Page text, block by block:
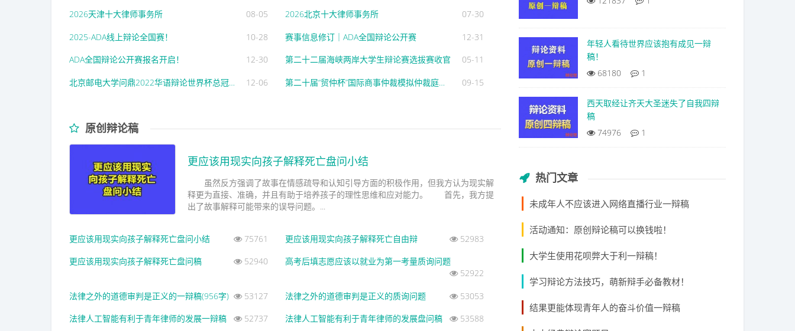
2026天津十大律师事务所 08-05 2026北京十大律师事务所 07-30
2025-ADA线上辩论全国赛！ 10-28 赛事信息修订｜ADA全国辩论公开赛 12-31
ADA全国辩论公开赛报名开启！ 12-30 第二十二届海峡两岸大学生辩论赛选拔赛收官 05-11
北京邮电大学问鼎2022华语辩论世界杯总冠军！ 12-06 第二十届“贸仲杯”国际商事仲裁模拟仲裁庭辩论赛正式报名通知 09-15
原创辩论稿
更应该用现实向孩子解释死亡盘问小结
虽然反方强调了故事在情感疏导和认知引导方面的积极作用，但我方认为现实解
释更为直接、准确，并且有助于培养孩子的理性思维和应对能力。 首先，我方提
出了故事解释可能带来的误导问题。...
更应该用现实向孩子解释死亡盘问小结 75761 更应该用现实向孩子解释死亡自由辩 52983
更应该用现实向孩子解释死亡盘问稿 52940
高考后填志愿应该以就业为第一考量质询问题
52922
法律之外的道德审判是正义的一辩稿(956字) 53127 法律之外的道德审判是正义的质询问题 53053
法律人工智能有利于青年律师的发展一辩稿 52737 法律人工智能有利于青年律师的发展盘问稿 53588
年轻人看待世界应该抱有成见一辩
稿！
68180
1
西天取经让齐天大圣迷失了自我四辩
稿
74976
1
热门文章
未成年人不应该进入网络直播行业一辩稿
活动通知：原创辩论稿可以换钱啦！
大学生使用花呗弊大于利一辩稿！
学习辩论方法技巧，萌新辩手必备教材！
结果更能体现青年人的奋斗价值一辩稿